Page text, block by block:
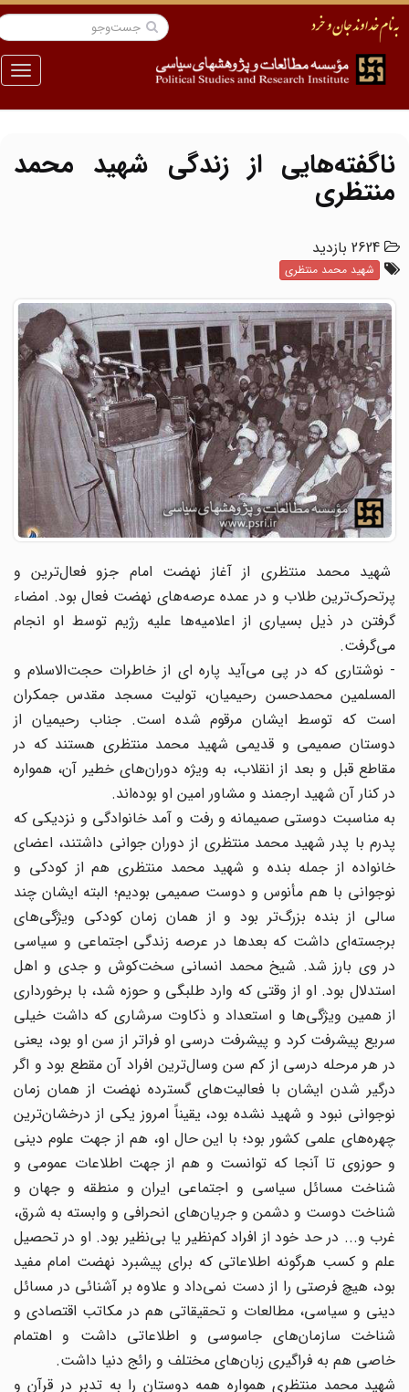
منو
ناگفته‌هایی از زندگی شهید محمد
منتظری
2624 بازدید
شهید محمد منتظری
شهید محمد منتظری از آغاز نهضت امام جزو فعال‌ترین و
پرتحرک‌ترین طلاب و در عمده عرصه‌های نهضت فعال بود. امضاء
گرفتن در ذیل بسیاری از اعلامیه‌ها علیه رژیم توسط او انجام
می‌گرفت.
- نوشتاری که در پی می‌آید پاره ای از خاطرات حجت‌الاسلام و
المسلمین محمدحسن رحیمیان، تولیت مسجد مقدس جمکران
است که توسط ایشان مرقوم شده است. جناب رحیمیان از
دوستان صمیمی و قدیمی شهید محمد منتظری هستند که در
مقاطع قبل و بعد از انقلاب، به‌ ویژه دوران‌های خطیر آن، همواره
در کنار آن شهید ارجمند و مشاور امین او بوده‌اند.
به مناسبت دوستی صمیمانه و رفت و آمد خانوادگی و نزدیکی که
پدرم با پدر شهید محمد منتظری از دوران جوانی داشتند، اعضای
خانواده از جمله بنده و شهید محمد منتظری هم از کودکی و
نوجوانی با هم مأنوس و دوست صمیمی بودیم؛ البته ایشان چند
سالی از بنده بزرگ‌تر بود و از همان زمان کودکی ویژگی‌های
برجسته‌ای داشت که بعدها در عرصه زندگی اجتماعی و سیاسی
در وی بارز شد. شیخ محمد انسانی سخت‌کوش و جدی و اهل
استدلال بود. او از وقتی که وارد طلبگی و حوزه شد، با برخورداری
از همین ویژگی‌ها و استعداد و ذکاوت سرشاری که داشت خیلی
سریع پیشرفت کرد و پیشرفت درسی او فراتر از سن او بود، یعنی
در هر مرحله درسی از کم سن‌ وسال‌ترین افراد آن مقطع بود و اگر
درگیر شدن ایشان با فعالیت‌های گسترده نهضت از همان زمان
نوجوانی نبود و شهید نشده بود، یقیناً امروز یکی از درخشان‌ترین
چهره‌های علمی کشور بود؛ با این حال او، هم از جهت علوم دینی
و حوزوی تا آنجا که توانست و هم از جهت اطلاعات عمومی و
شناخت مسائل سیاسی و اجتماعی ایران و منطقه و جهان و
شناخت دوست و دشمن و جریان‌های انحرافی و وابسته به شرق،
غرب و... در حد خود از افراد کم‌نظیر یا بی‌نظیر بود. او در تحصیل
علم و کسب هرگونه اطلاعاتی که برای پیشبرد نهضت امام مفید
بود، هیچ فرصتی را از دست نمی‌داد و علاوه بر آشنائی در مسائل
دینی و سیاسی، مطالعات و تحقیقاتی هم در مکاتب اقتصادی و
شناخت سازمان‌های جاسوسی و اطلاعاتی داشت و اهتمام
خاصی هم به فراگیری زبان‌های مختلف و رائج دنیا داشت.
شهید محمد منتظری همواره همه دوستان را به تدبر در قرآن و